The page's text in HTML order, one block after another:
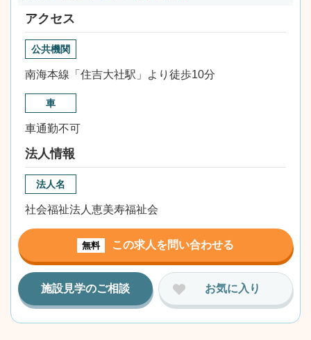
アクセス
公共機関
南海本線「住吉大社駅」より徒歩10分
車
車通勤不可
法人情報
法人名
社会福祉法人恵美寿福祉会
無料 この求人を問い合わせる
施設見学のご相談 お気に入り